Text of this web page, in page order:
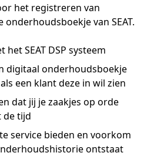
het registreren van
van SEAT.
SEAT DSP systeem
digitaal onderhoudsboekje
een klant deze in wil zien
dat jij je zaakjes op orde
de tijd
service bieden en voorkom
ontstaat